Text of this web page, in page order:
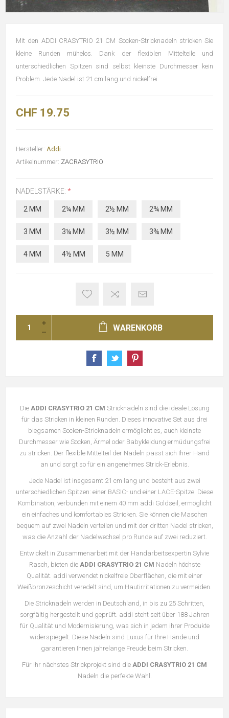
Mit den ADDI CRASYTRIO 21 CM Socken-Stricknadeln stricken Sie
kleine Runden mühelos. Dank der flexiblen Mittelteile und
unterschiedlichen Spitzen sind selbst kleinste Durchmesser kein
Problem. Jede Nadel ist 21 cm lang und nickelfrei.
CHF 19.75
Hersteller: Addi
Artikelnummer: ZACRASYTRIO
NADELSTÄRKE: *
2 MM 2¼ MM 2½ MM 2¾ MM
3 MM 3¼ MM 3½ MM 3¾ MM
4 MM 4½ MM 5 MM
WARENKORB
Die ADDI CRASYTRIO 21 CM Stricknadeln sind die ideale Lösung
für das Stricken in kleinen Runden. Dieses innovative Set aus drei
biegsamen Socken-Stricknadeln ermöglicht es, auch kleinste
Durchmesser wie Socken, Ärmel oder Babykleidung ermüdungsfrei
zu stricken. Der flexible Mittelteil der Nadeln passt sich Ihrer Hand
an und sorgt so für ein angenehmes Strick-Erlebnis.
Jede Nadel ist insgesamt 21 cm lang und besteht aus zwei
unterschiedlichen Spitzen: einer BASIC- und einer LACE-Spitze. Diese
Kombination, verbunden mit einem 40 mm addi Goldseil, ermöglicht
ein einfaches und komfortables Stricken. Sie können die Maschen
bequem auf zwei Nadeln verteilen und mit der dritten Nadel stricken,
was die Anzahl der Nadelwechsel pro Runde auf zwei reduziert.
Entwickelt in Zusammenarbeit mit der Handarbeitsexpertin Sylvie
Rasch, bieten die ADDI CRASYTRIO 21 CM Nadeln höchste
Qualität. addi verwendet nickelfreie Oberflächen, die mit einer
Weißbronzeschicht veredelt sind, um Hautirritationen zu vermeiden.
Die Stricknadeln werden in Deutschland, in bis zu 25 Schritten,
sorgfältig hergestellt und geprüft. addi steht seit über 188 Jahren
für Qualität und Modernisierung, was sich in jedem ihrer Produkte
widerspiegelt. Diese Nadeln sind Luxus für Ihre Hände und
garantieren Ihnen jahrelange Freude beim Stricken.
Für Ihr nächstes Strickprojekt sind die ADDI CRASYTRIO 21 CM
Nadeln die perfekte Wahl.